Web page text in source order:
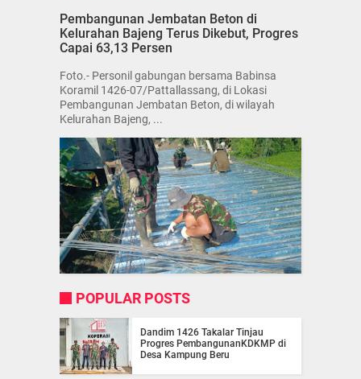
Pembangunan Jembatan Beton di
Kelurahan Bajeng Terus Dikebut, Progres
Capai 63,13 Persen
Foto.- Personil gabungan bersama Babinsa
Koramil 1426-07/Pattallassang, di Lokasi
Pembangunan Jembatan Beton, di wilayah
Kelurahan Bajeng, ...
POPULAR POSTS
Dandim 1426 Takalar Tinjau
Progres PembangunanKDKMP di
Desa Kampung Beru